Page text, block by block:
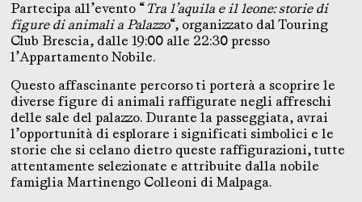
Partecipa all’evento “Tra l’aquila e il leone: storie di
figure di animali a Palazzo“, organizzato dal Touring
Club Brescia, dalle 19:00 alle 22:30 presso
l’Appartamento Nobile.
Questo affascinante percorso ti porterà a scoprire le
diverse figure di animali raffigurate negli affreschi
delle sale del palazzo. Durante la passeggiata, avrai
l’opportunità di esplorare i significati simbolici e le
storie che si celano dietro queste raffigurazioni, tutte
attentamente selezionate e attribuite dalla nobile
famiglia Martinengo Colleoni di Malpaga.